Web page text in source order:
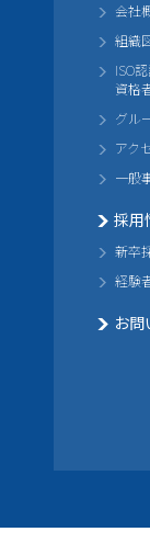
会社
組織
ISO
資格
グル
アク
一般
採用
新卒
経験
お